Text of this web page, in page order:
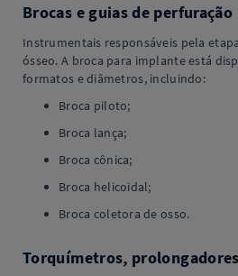
Brocas e guias de perfuração
Instrumentais responsáveis pela
ósseo. A broca para implante está
formatos e diâmetros, incluindo:
Broca piloto;
Broca lança;
Broca cônica;
Broca helicoidal;
Broca coletora de osso.
Torquímetros,